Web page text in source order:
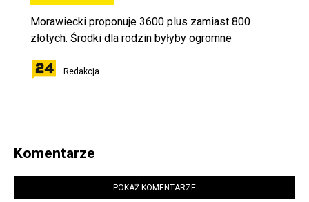
Morawiecki proponuje 3600 plus zamiast 800
złotych. Środki dla rodzin byłyby ogromne
Redakcja
Komentarze
POKAŻ KOMENTARZE